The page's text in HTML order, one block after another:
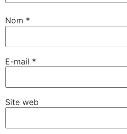
Nom *
E-mail *
Site web